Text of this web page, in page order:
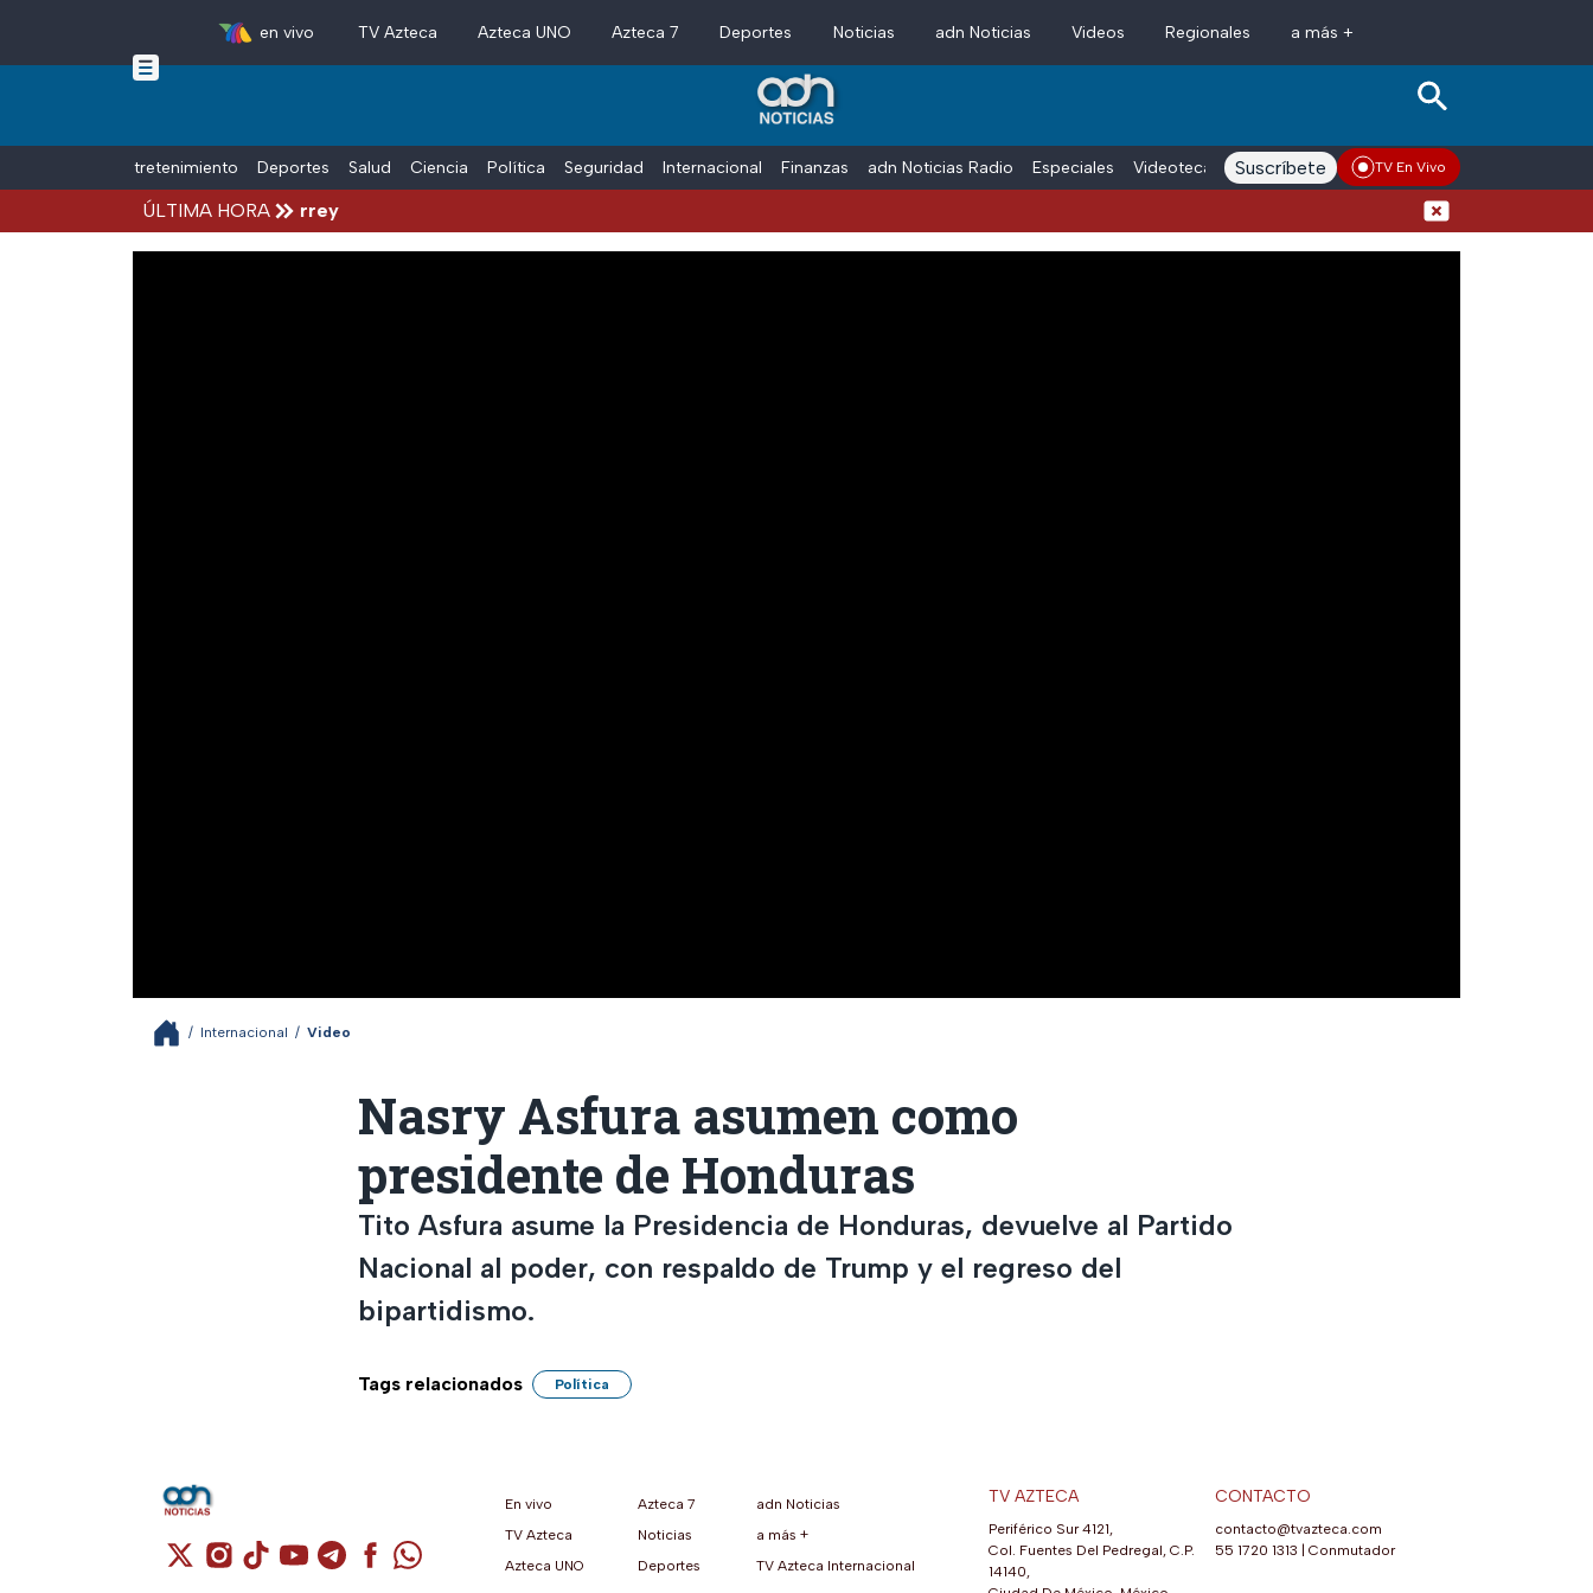
Skip to main content
en vivo TV Azteca Azteca UNO Azteca 7 Deportes Noticias adn Noticias Videos Regionales a más +
Entretenimiento Deportes Salud Ciencia Política Seguridad Internacional Finanzas adn Noticias Radio Especiales Videoteca Conductores Voces adn Noticias
Suscríbete TV En Vivo
ÚLTIMA HORA
frente a un tráiler en Monterrey
/ Internacional / Video
Nasry Asfura asumen como
presidente de Honduras
Tito Asfura asume la Presidencia de Honduras, devuelve al Partido
Nacional al poder, con respaldo de Trump y el regreso del
bipartidismo.
Tags relacionados Política
Cuenta de X / Twitter (se abre en una nueva pestaña)
Cuenta de Instagram (se abre en una nueva pestaña)
Cuenta de TikTok (se abre en una nueva pestaña)
Cuenta de YouTube (se abre en una nueva pestaña)
Cuenta de Telegram (se abre en una nueva pestaña)
Cuenta de Facebook (se abre en una nueva pestaña)
Cuenta de WhatsApp (se abre en una nueva pestaña)
En vivo
TV Azteca
Azteca UNO
Azteca 7
Noticias
Deportes
adn Noticias
a más +
TV Azteca Internacional
TV AZTECA
Periférico Sur 4121,
Col. Fuentes Del Pedregal, C.P.
14140,
CONTACTO
contacto@tvazteca.com
55 1720 1313 | Conmutador